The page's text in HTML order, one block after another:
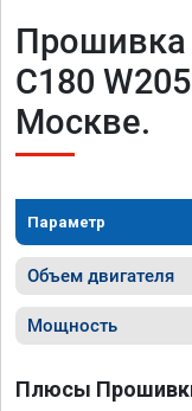
Прошивка
C180
Москве.
Параметр
Объем двигателя
Мощность
Плюсы